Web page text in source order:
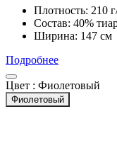
Плотность: 210
Состав: 40%
Ширина: 147 см
Подробнее
Цвет : Фиолетовый
Фиолетовый